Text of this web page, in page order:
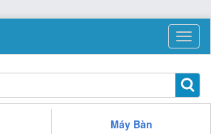
Toggle
Máy Bàn